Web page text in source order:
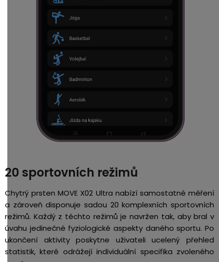
20 sportovních režimů
Chytrý prsten MOVE X02 Ultra nabízí samostatné měření
a zároveň disponuje sadou 20 komplexních sportovních
režimů. Každý z těchto režimů je navržen tak, aby bral v
úvahu jedinečné fyziologické aspekty daného sportu. Po
ukončení aktivity poskytne uživateli ucelený přehled
statistik, které odrážejí individuální specifika zvoleného